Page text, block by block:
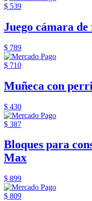
$ 539
Juego cámara
$ 789
$ 710
Muñeca con
$ 430
$ 387
Bloques para
Max
$ 899
$ 809